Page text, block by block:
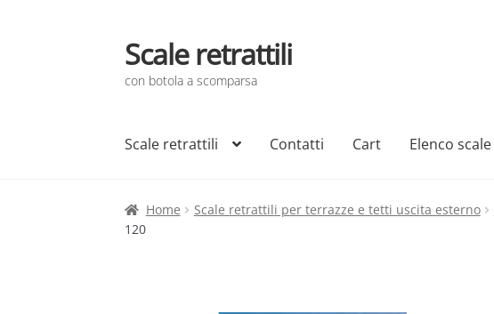
Vai
alla
navigazione
Vai
al
contenuto
Scale retrattili
con botola a scomparsa
Scale retrattili Contatti Cart Elenco scale
Home Scale retrattili per terrazze e tetti uscita esterno
120